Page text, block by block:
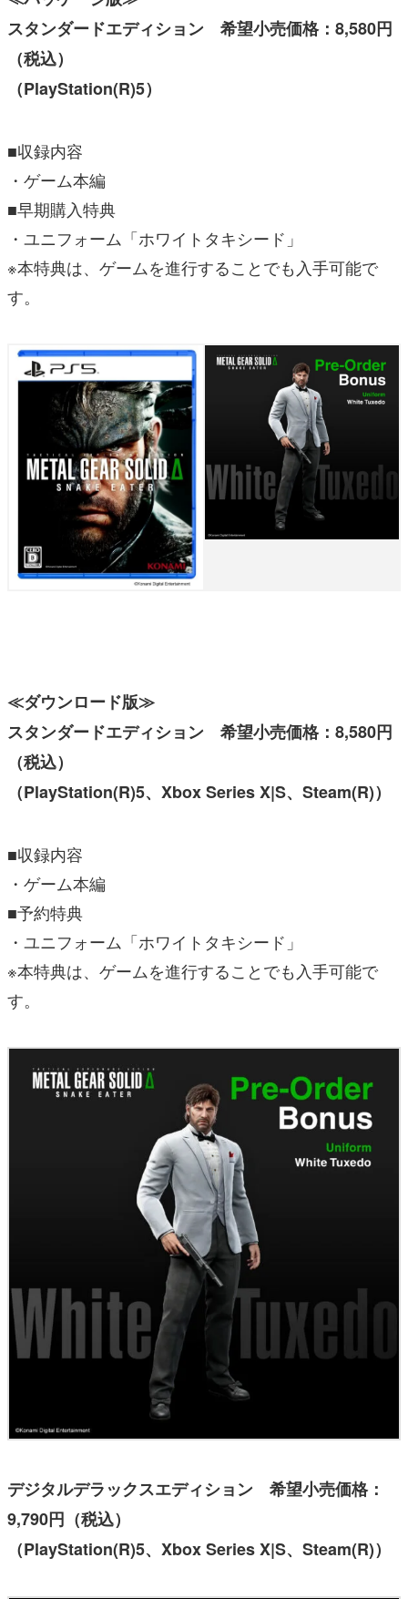
スタンダードエディション 希望小売価格：8,580円
（税込）
（PlayStation(R)5）
■収録内容
・ゲーム本編
■早期購入特典
・ユニフォーム「ホワイトタキシード」
※本特典は、ゲームを進行することでも入手可能で
す。
≪ダウンロード版≫
スタンダードエディション 希望小売価格：8,580円
（税込）
（PlayStation(R)5、Xbox Series X|S、Steam(R)）
■収録内容
・ゲーム本編
■予約特典
・ユニフォーム「ホワイトタキシード」
※本特典は、ゲームを進行することでも入手可能で
す。
デジタルデラックスエディション 希望小売価格：
9,790円（税込）
（PlayStation(R)5、Xbox Series X|S、Steam(R)）